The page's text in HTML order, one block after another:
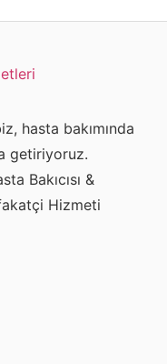
hasta bakımında
getiriyoruz.
Bakıcısı &
Hizmeti